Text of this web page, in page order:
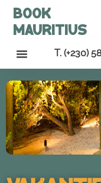
Book
Mauritius
T. (+230)